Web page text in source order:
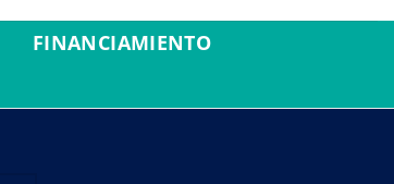
FINANCIAMIENTO